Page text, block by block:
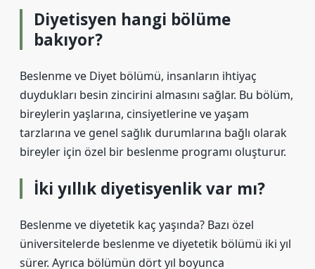
Diyetisyen hangi bölüme
bakıyor?
Beslenme ve Diyet bölümü, insanların ihtiyaç
duydukları besin zincirini almasını sağlar. Bu bölüm,
bireylerin yaşlarına, cinsiyetlerine ve yaşam
tarzlarına ve genel sağlık durumlarına bağlı olarak
bireyler için özel bir beslenme programı oluşturur.
İki yıllık diyetisyenlik var mı?
Beslenme ve diyetetik kaç yaşında? Bazı özel
üniversitelerde beslenme ve diyetetik bölümü iki yıl
sürer. Ayrıca bölümün dört yıl boyunca